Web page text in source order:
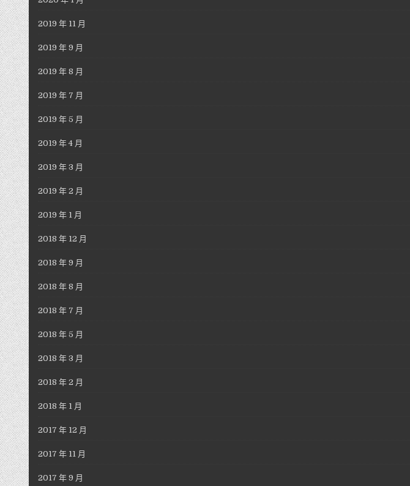
2019 年 11 月
2019 年 9 月
2019 年 8 月
2019 年 7 月
2019 年 5 月
2019 年 4 月
2019 年 3 月
2019 年 2 月
2019 年 1 月
2018 年 12 月
2018 年 9 月
2018 年 8 月
2018 年 7 月
2018 年 5 月
2018 年 3 月
2018 年 2 月
2018 年 1 月
2017 年 12 月
2017 年 11 月
2017 年 9 月